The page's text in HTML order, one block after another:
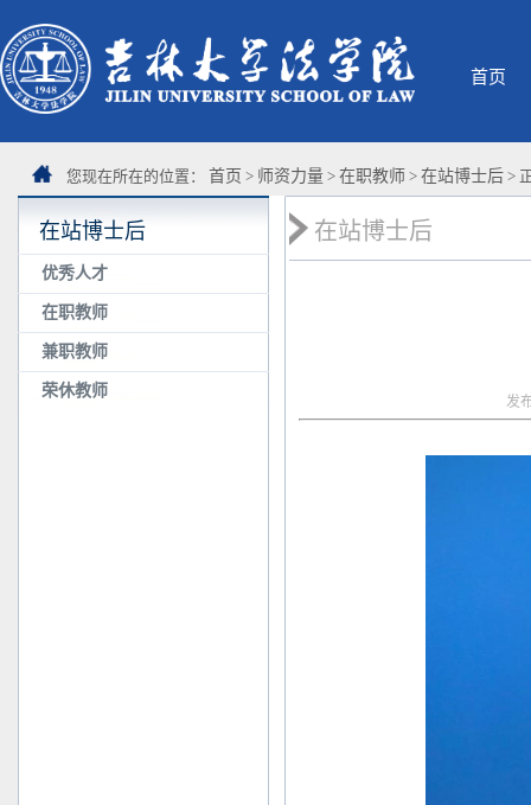
首页
您现在所在的位置： 首页 > 师资力量 > 在职教师 > 在站博士后 >
在站博士后
优秀人才
在职教师
兼职教师
荣休教师
在站博士后
发